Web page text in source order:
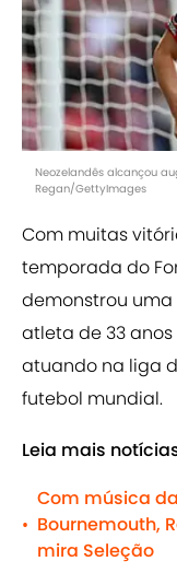
Neozelandês alcançou
Regan/GettyImages
Com muitas
temporada do
demonstrou
atleta de 33
atuando na liga
futebol mundial.
Leia mais
•
Com música
Bournemouth,
mira Seleção